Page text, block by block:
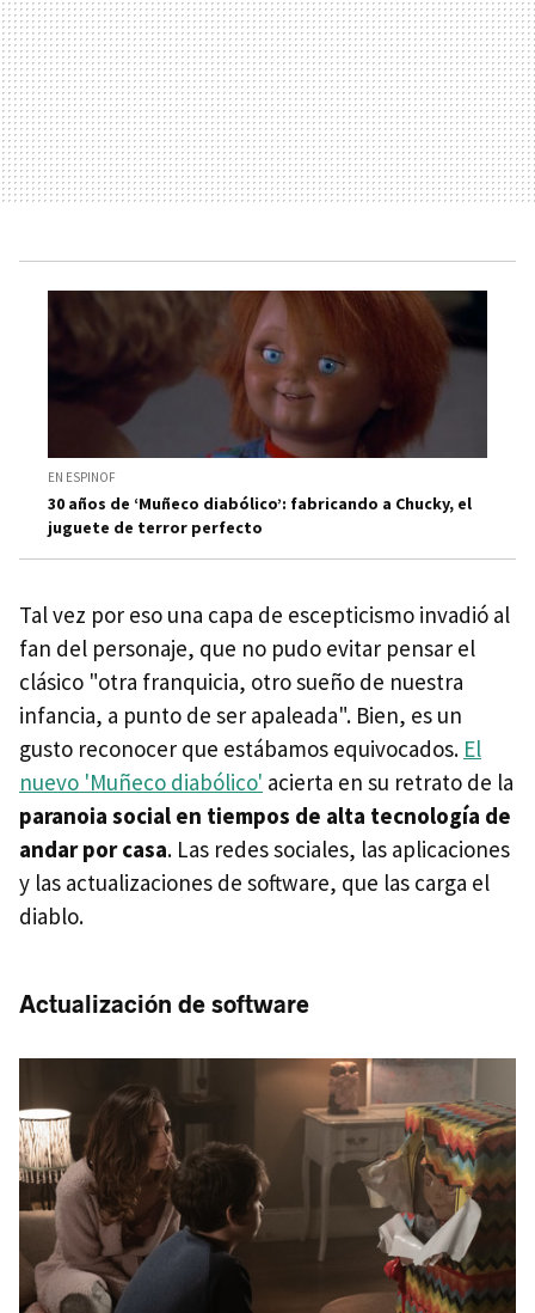
EN ESPINOF
30 años de ‘Muñeco diabólico’: fabricando a Chucky, el
juguete de terror perfecto
Tal vez por eso una capa de escepticismo invadió al
fan del personaje, que no pudo evitar pensar el
clásico "otra franquicia, otro sueño de nuestra
infancia, a punto de ser apaleada". Bien, es un
gusto reconocer que estábamos equivocados. El
nuevo 'Muñeco diabólico' acierta en su retrato de la
paranoia social en tiempos de alta tecnología de
andar por casa. Las redes sociales, las aplicaciones
y las actualizaciones de software, que las carga el
diablo.
Actualización de software